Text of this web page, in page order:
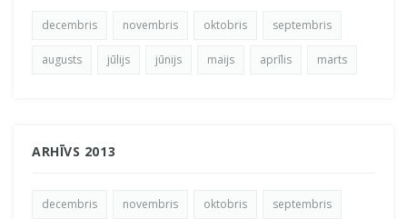
decembris novembris oktobris septembris
augusts jūlijs jūnijs maijs aprīlis marts
ARHĪVS 2013
decembris novembris oktobris septembris